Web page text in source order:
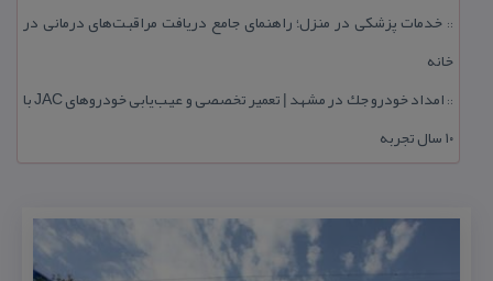
:: خدمات پزشكی در منزل؛ راهنمای جامع دریافت مراقبت‌های درمانی در
خانه
::
امداد خودرو جك در مشهد | تعمیر تخصصی و عیب‌یابی خودروهای JAC با
۱۰ سال تجربه